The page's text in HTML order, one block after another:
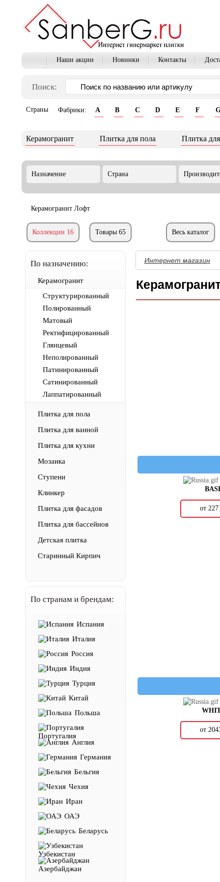
Наши акции Новинки Контакты
Поиск:
Страны Фабрики: A B C D E F
Керамогранит Плитка для пола Плитка
Назначение Страна
Керамогранит Лофт
Коллекции 16 Товары 65 Весь каталог
По назначению:
Керамогранит
Структурированный
Полированный
Матовый
Ректифицированный
Глянцевый
Неполированный
Патинированный
Сатинированный
Лаппатированный
Плитка для пола
Плитка для ванной
Плитка для кухни
Мозаика
Ступени
Клинкер
Плитка для фасадов
Плитка для бассейнов
Детская плитка
Старинный Кирпич
По странам и брендам:
Испания
Италия
Россия
Индия
Турция
Китай
Польша
Португалия
Англия
Германия
Бельгия
Чехия
Иран
ОАЭ
Беларусь
Узбекистан
Азербайджан
Интернет магазин
от
от